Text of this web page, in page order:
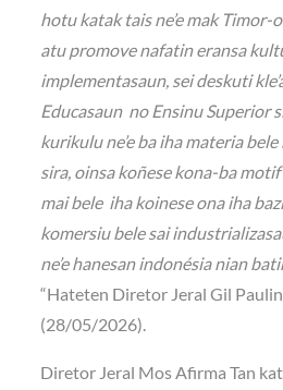
hotu katak tais ne’e mak
atu promove nafatin eransa
implementasaun, sei deskuti
Educasaun no Ensinu Superior
kurikulu ne’e ba iha materia
sira, oinsa koñese kona-ba
mai bele iha koinese ona iha
komersiu bele sai
ne’e hanesan indonésia nian
“Hateten Diretor Jeral Gil
(28/05/2026).
Diretor Jeral Mos Afirma Tan